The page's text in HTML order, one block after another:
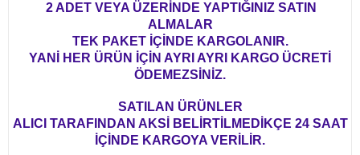
2 ADET VEYA ÜZERİNDE YAPTIĞINIZ SATIN
ALMALAR
TEK PAKET İÇİNDE KARGOLANIR.
YANİ HER ÜRÜN İÇİN AYRI AYRI KARGO ÜCRETİ
ÖDEMEZSİNİZ.
SATILAN ÜRÜNLER
ALICI TARAFINDAN AKSİ BELİRTİLMEDİKÇE 24 SAAT
İÇİNDE KARGOYA VERİLİR.